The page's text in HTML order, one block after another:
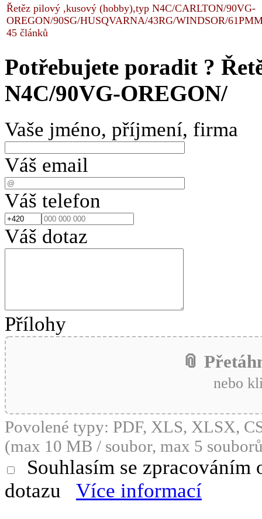
Řetěz pilový ,kusový (hobby),typ N4C/CARLTON/90VG-
OREGON/90SG/HUSQVARNA/43RG/WINDSOR/
45 článků
Potřebujete poradit ?
N4C/90VG-OREGON/
Vaše jméno, příjmení, firma
Váš email
Váš telefon
Váš dotaz
Přílohy
📎
nebo
Povolené typy: PDF, XLS, XLSX,
(max 10 MB / soubor, max 5
Souhlasím se
dotazu
Více informací